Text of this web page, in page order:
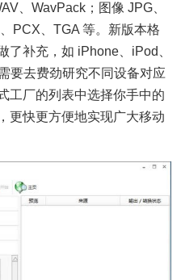
、WavPack；图像 JPG、
PCX、TGA 等。新版本格
了补充，如 iPhone、iPod、
要去费劲研究不同设备对应
工厂的列表中选择你手中的
更快更方便地实现广大移动